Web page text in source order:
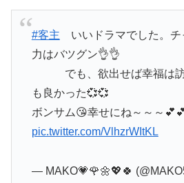
#客主 いいドラマでした。チ
力はバツグン👌👌
でも、欲出せば幸福は訪
も良かった💞💞
ボンサム😘幸せにね～～～
pic.twitter.com/VlhzrWItKL
— MAKO💗🌹🌼💖🍀